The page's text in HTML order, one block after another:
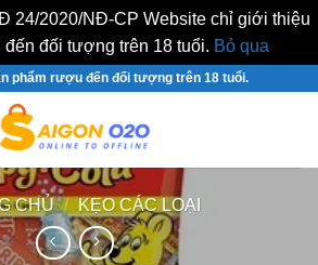
24/2020/NĐ-CP Website chỉ giới thiệu
đối tượng trên 18 tuổi. Bỏ qua
phẩm rượu đến đối tượng trên 18 tuổi.
CHỦ / KẸO CÁC LOẠI